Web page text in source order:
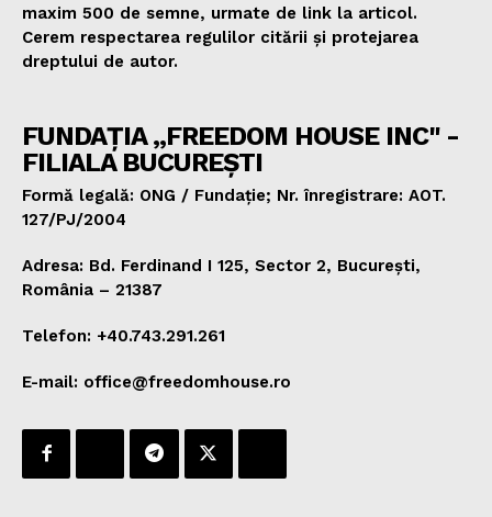
maxim 500 de semne, urmate de link la articol.
Cerem respectarea regulilor citării și protejarea
dreptului de autor.
FUNDAȚIA „FREEDOM HOUSE INC" -
FILIALA BUCUREȘTI
Formă legală: ONG / Fundație; Nr. înregistrare: AOT.
127/PJ/2004
Adresa: Bd. Ferdinand I 125, Sector 2, București,
România – 21387
Telefon: +40.743.291.261
E-mail: office@freedomhouse.ro